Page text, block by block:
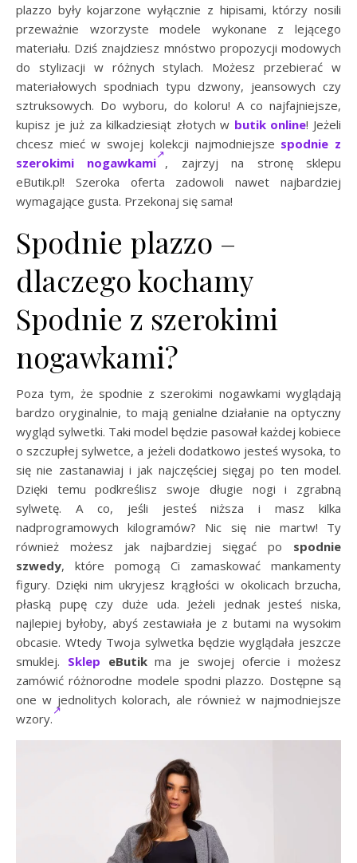
plazzo były kojarzone wyłącznie z hipisami, którzy nosili
przeważnie wzorzyste modele wykonane z lejącego
materiału. Dziś znajdziesz mnóstwo propozycji modowych
do stylizacji w różnych stylach. Możesz przebierać w
materiałowych spodniach typu dzwony, jeansowych czy
sztruksowych. Do wyboru, do koloru! A co najfajniejsze,
kupisz je już za kilkadziesiąt złotych w butik online! Jeżeli
chcesz mieć w swojej kolekcji najmodniejsze spodnie z
szerokimi nogawkami , zajrzyj na stronę sklepu
eButik.pl! Szeroka oferta zadowoli nawet najbardziej
wymagające gusta. Przekonaj się sama!
Spodnie plazzo –
dlaczego kochamy
Spodnie z szerokimi
nogawkami?
Poza tym, że spodnie z szerokimi nogawkami wyglądają
bardzo oryginalnie, to mają genialne działanie na optyczny
wygląd sylwetki. Taki model będzie pasował każdej kobiece
o szczupłej sylwetce, a jeżeli dodatkowo jesteś wysoka, to
się nie zastanawiaj i jak najczęściej sięgaj po ten model.
Dzięki temu podkreślisz swoje długie nogi i zgrabną
sylwetę. A co, jeśli jesteś niższa i masz kilka
nadprogramowych kilogramów? Nic się nie martw! Ty
również możesz jak najbardziej sięgać po spodnie
szwedy, które pomogą Ci zamaskować mankamenty
figury. Dzięki nim ukryjesz krągłości w okolicach brzucha,
płaską pupę czy duże uda. Jeżeli jednak jesteś niska,
najlepiej byłoby, abyś zestawiała je z butami na wysokim
obcasie. Wtedy Twoja sylwetka będzie wyglądała jeszcze
smuklej. Sklep eButikma je swojej ofercie i możesz
zamówić różnorodne modele spodni plazzo. Dostępne są
one w jednolitych kolorach, ale również w najmodniejsze
wzory.